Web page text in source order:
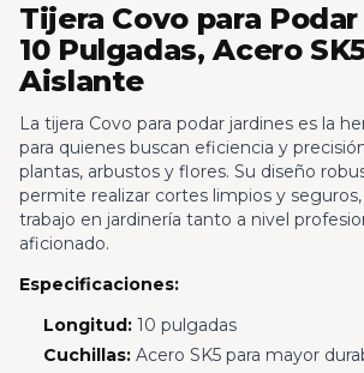
Tijera Covo para
10 Pulgadas, Acero
Aislante
La tijera Covo para podar jardines es la
para quienes buscan eficiencia y
plantas, arbustos y flores. Su diseño
permite realizar cortes limpios y
trabajo en jardinería tanto a nivel
aficionado.
Especificaciones:
Longitud:10 pulgadas
Cuchillas:Acero SK5 para mayor